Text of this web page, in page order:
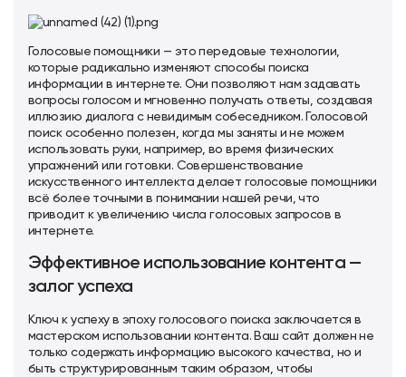
Голосовые помощники — это передовые технологии,
которые радикально изменяют способы поиска
информации в интернете. Они позволяют нам задавать
вопросы голосом и мгновенно получать ответы, создавая
иллюзию диалога с невидимым собеседником. Голосовой
поиск особенно полезен, когда мы заняты и не можем
использовать руки, например, во время физических
упражнений или готовки. Совершенствование
искусственного интеллекта делает голосовые помощники
всё более точными в понимании нашей речи, что
приводит к увеличению числа голосовых запросов в
интернете.
Эффективное использование контента —
залог успеха
Ключ к успеху в эпоху голосового поиска заключается в
мастерском использовании контента. Ваш сайт должен не
только содержать информацию высокого качества, но и
быть структурированным таким образом, чтобы